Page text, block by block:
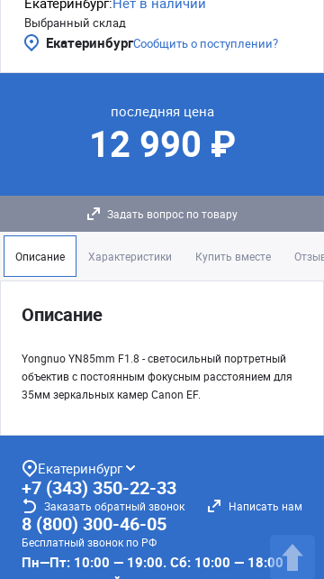
Выбранный склад
ЕкатеринбургСообщить о поступлении?
последняя цена
12 990 ₽
Задать вопрос по товару
Описание Характеристики Купить вместе
Описание
Yongnuo YN85mm F1.8 - светосильный портретный
объектив с постоянным фокусным расстоянием для
35мм зеркальных камер Canon EF.
Екатеринбург
+7 (343) 350-22-33
Заказать обратный звонок Написать нам
8 (800) 300-46-05
Бесплатный звонок по РФ
Пн—Пт: 10:00 — 19:00. Сб: 10:00 — 18:00